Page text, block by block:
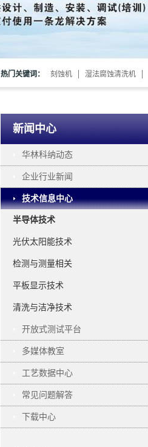
热门关键词： 刻蚀机 湿法腐蚀清洗机
新闻中心
华林科纳动态
企业行业新闻
技术信息中心
半导体技术
光伏太阳能技术
检测与测量相关
平板显示技术
清洗与洁净技术
开放式测试平台
多媒体教室
工艺数据中心
常见问题解答
下载中心